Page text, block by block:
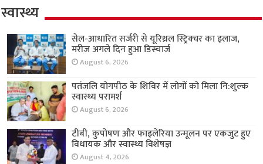
स्वास्थ्य
सेल-आधारित सर्जरी से यूरिथ्रल स्ट्रिक्चर का इलाज,
मरीज अगले दिन हुआ डिस्चार्ज
August 6, 2026
पतंजलि योगपीठ के शिविर में लोगों को मिला नि:शुल्क
स्वास्थ्य परामर्श
August 6, 2026
टीबी, कुपोषण और फाइलेरिया उन्मूलन पर एकजुट हुए
विधायक और स्वास्थ्य विशेषज्ञ
August 4, 2026